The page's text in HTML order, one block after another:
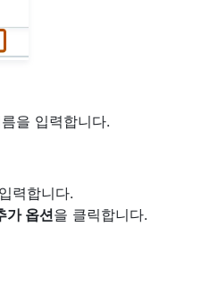
을 입력합니다.
력합니다.
가 옵션을 클릭합니다.